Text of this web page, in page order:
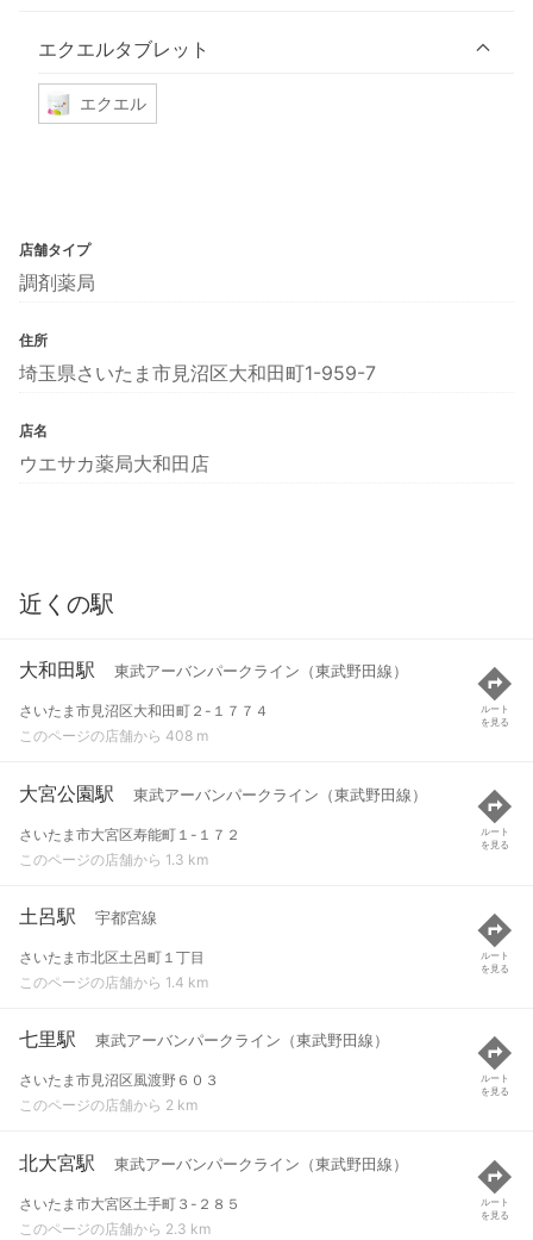
エクエルタブレット
エクエル
店舗タイプ
調剤薬局
住所
埼玉県さいたま市見沼区大和田町1-959-7
店名
ウエサカ薬局大和田店
近くの駅
大和田駅 東武アーバンパークライン（東武野田線）
さいたま市見沼区大和田町２-１７７４
このページの店舗から 408 m
ルート
を見る
大宮公園駅 東武アーバンパークライン（東武野田線）
さいたま市大宮区寿能町１-１７２
このページの店舗から 1.3 km
ルート
を見る
土呂駅 宇都宮線
さいたま市北区土呂町１丁目
このページの店舗から 1.4 km
ルート
を見る
七里駅 東武アーバンパークライン（東武野田線）
さいたま市見沼区風渡野６０３
このページの店舗から 2 km
ルート
を見る
北大宮駅 東武アーバンパークライン（東武野田線）
さいたま市大宮区土手町３-２８５
このページの店舗から 2.3 km
ルート
を見る